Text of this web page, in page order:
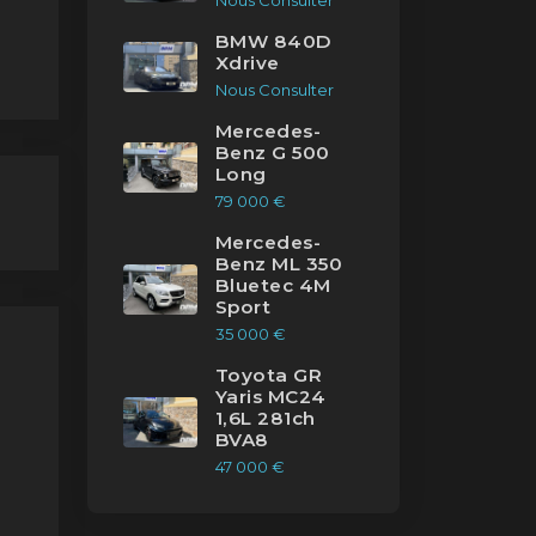
BMW 840D
Xdrive
Nous Consulter
Mercedes-
Benz G 500
Long
79 000 €
Mercedes-
Benz ML 350
Bluetec 4M
Sport
35 000 €
Toyota GR
Yaris MC24
1,6L 281ch
BVA8
47 000 €